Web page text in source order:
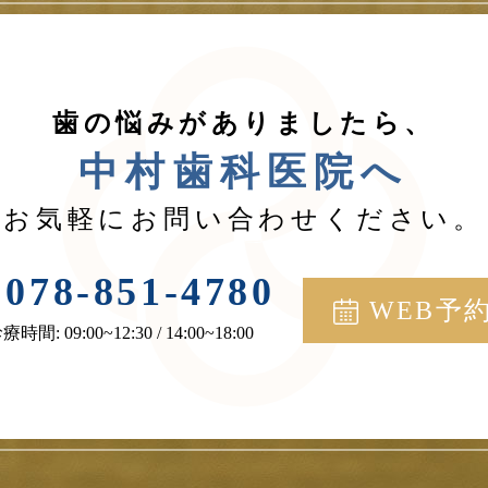
歯の悩みがありましたら、
中村歯科医院へ
お気軽にお問い合わせください。
078-851-4780
時間: 09:00~12:30 / 14:00~18:00
WEB予